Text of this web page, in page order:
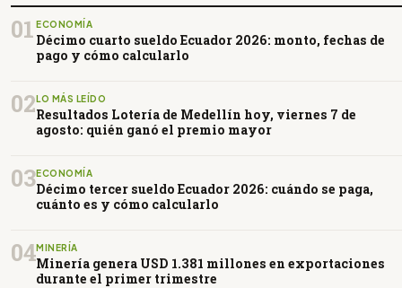
01 ECONOMÍA
Décimo cuarto sueldo Ecuador 2026: monto, fechas de
pago y cómo calcularlo
02LO MÁS LEÍDO
Resultados Lotería de Medellín hoy, viernes 7 de
agosto: quién ganó el premio mayor
03ECONOMÍA
Décimo tercer sueldo Ecuador 2026: cuándo se paga,
cuánto es y cómo calcularlo
04MINERÍA
Minería genera USD 1.381 millones en exportaciones
durante el primer trimestre